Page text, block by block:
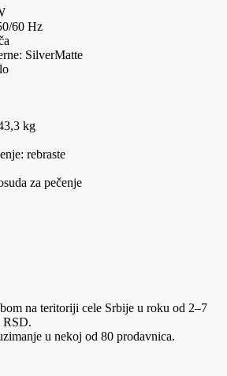
60 Hz
SilverMatte
kg
rebraste
za pečenje
na teritoriji cele Srbije u roku od 2–7
RSD.
u nekoj od 80 prodavnica.